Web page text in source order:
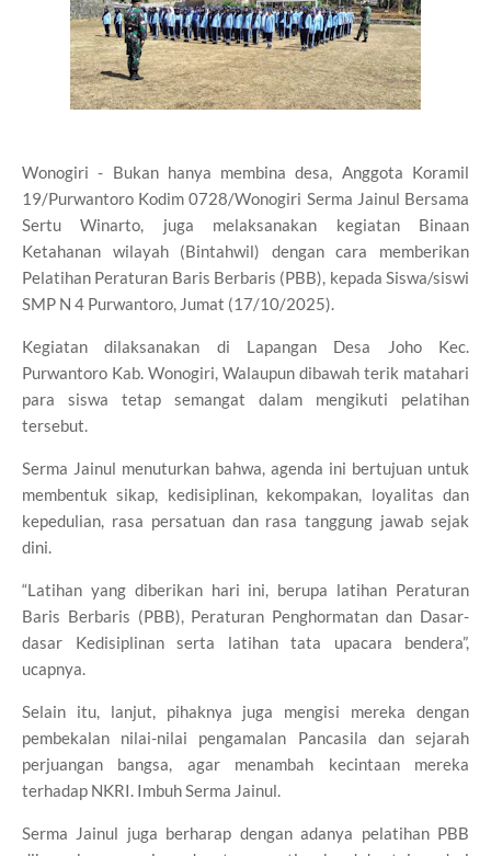
Wonogiri - Bukan hanya membina desa, Anggota Koramil
19/Purwantoro Kodim 0728/Wonogiri Serma Jainul Bersama
Sertu Winarto, juga melaksanakan kegiatan Binaan
Ketahanan wilayah (Bintahwil) dengan cara memberikan
Pelatihan Peraturan Baris Berbaris (PBB), kepada Siswa/siswi
SMP N 4 Purwantoro, Jumat (17/10/2025).
Kegiatan dilaksanakan di Lapangan Desa Joho Kec.
Purwantoro Kab. Wonogiri, Walaupun dibawah terik matahari
para siswa tetap semangat dalam mengikuti pelatihan
tersebut.
Serma Jainul menuturkan bahwa, agenda ini bertujuan untuk
membentuk sikap, kedisiplinan, kekompakan, loyalitas dan
kepedulian, rasa persatuan dan rasa tanggung jawab sejak
dini.
“Latihan yang diberikan hari ini, berupa latihan Peraturan
Baris Berbaris (PBB), Peraturan Penghormatan dan Dasar-
dasar Kedisiplinan serta latihan tata upacara bendera”,
ucapnya.
Selain itu, lanjut, pihaknya juga mengisi mereka dengan
pembekalan nilai-nilai pengamalan Pancasila dan sejarah
perjuangan bangsa, agar menambah kecintaan mereka
terhadap NKRI. Imbuh Serma Jainul.
Serma Jainul juga berharap dengan adanya pelatihan PBB